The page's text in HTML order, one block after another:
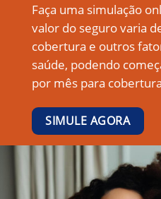
Faça uma simulação
valor do seguro varia
cobertura e outros
saúde, podendo
por mês para
SIMULE AGORA